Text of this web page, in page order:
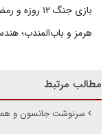
بازی جنگ ۱۲ روزه و رمضان
هرمز و باب‌المندب؛
مطالب مرتبط
سرنوشت جانسون و همه